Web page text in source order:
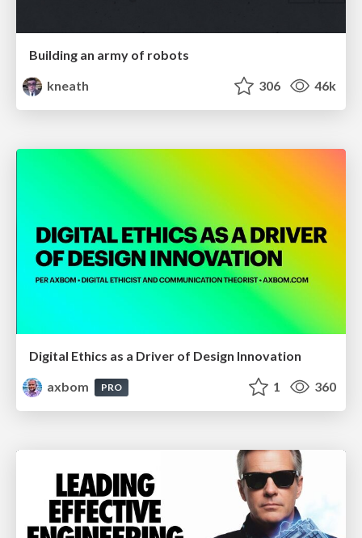
Building an army of robots
kneath
306 46k
Digital Ethics as a Driver of Design Innovation
axbom
PRO 1 360